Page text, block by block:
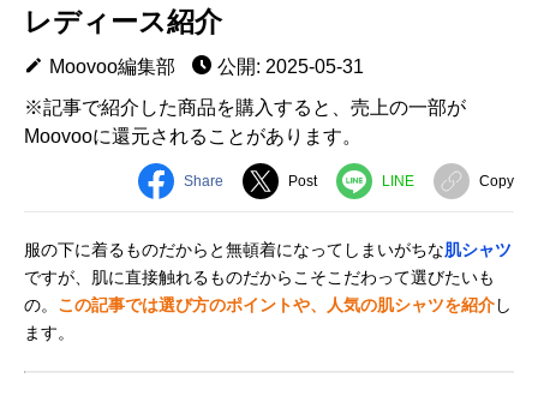
レディース紹介
Moovoo編集部
公開: 2025-05-31
※記事で紹介した商品を購入すると、売上の一部が
Moovooに還元されることがあります。
Share Post LINE Copy
服の下に着るものだからと無頓着になってしまいがちな肌シャツ
ですが、肌に直接触れるものだからこそこだわって選びたいも
の。 この記事では選び方のポイントや、人気の肌シャツを紹介し
ます。